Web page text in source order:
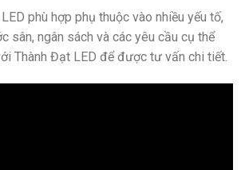
phù hợp phụ thuộc vào nhiều yếu tố,
sân, ngân sách và các yêu cầu cụ thể
Thành Đạt LED để được tư vấn chi tiết.